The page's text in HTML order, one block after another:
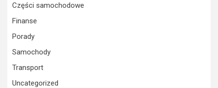
Części samochodowe
Finanse
Porady
Samochody
Transport
Uncategorized